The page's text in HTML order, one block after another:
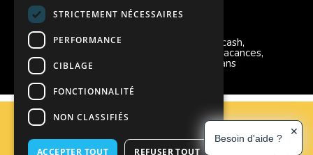
Modes de règlement acceptés
Chèque, Virement, Espèces, Mandats cash,
Bons CAF, Conseil général, Chèques vacances,
Carte bancaire, Prise en charge reçu sans
règlement, Prélèvement, Pass Colo
Plan du site
STRICTEMENT NÉCESSAIRES
PERFORMANCE
CIBLAGE
FONCTIONNALITÉ
NON CLASSIFIÉS
ACCEPTER TOUT REFUSER TOUT
Besoin d'aide ?
✕